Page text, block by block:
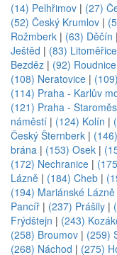
(14) Pelhřimov | (27)
(52) Český Krumlov |
Rožmberk | (63) Děčín |
Ještěd | (83) Litoměřice
Bezděz | (92)
(108) Neratovice |
(114) Praha - Karlův
(121) Praha -
náměstí | (124) Kolín |
Český Šternberk |
brána | (153) Osek |
(172) Nechranice |
Lázně | (184) Cheb |
(194) Mariánské Lázně
Pancíř | (237) Prášily |
Frýdštejn | (243)
(258) Broumov | (259)
(268) Náchod | (275)